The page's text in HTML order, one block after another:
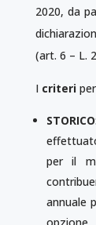
2020, da
(art. 6 – L.
I criteriper
STORICO
per il
annuale